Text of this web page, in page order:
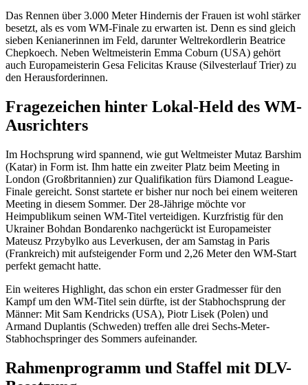
Das Rennen über 3.000 Meter Hindernis der Frauen ist wohl stärker
besetzt, als es vom WM-Finale zu erwarten ist. Denn es sind gleich
sieben Kenianerinnen im Feld, darunter Weltrekordlerin Beatrice
Chepkoech. Neben Weltmeisterin Emma Coburn (USA) gehört
auch Europameisterin Gesa Felicitas Krause (Silvesterlauf Trier) zu
den Herausforderinnen.
Fragezeichen hinter Lokal-Held des WM-
Ausrichters
Im Hochsprung wird spannend, wie gut Weltmeister Mutaz Barshim
(Katar) in Form ist. Ihm hatte ein zweiter Platz beim Meeting in
London (Großbritannien) zur Qualifikation fürs Diamond League-
Finale gereicht. Sonst startete er bisher nur noch bei einem weiteren
Meeting in diesem Sommer. Der 28-Jährige möchte vor
Heimpublikum seinen WM-Titel verteidigen. Kurzfristig für den
Ukrainer Bohdan Bondarenko nachgerückt ist Europameister
Mateusz Przybylko aus Leverkusen, der am Samstag in Paris
(Frankreich) mit aufsteigender Form und 2,26 Meter den WM-Start
perfekt gemacht hatte.
Ein weiteres Highlight, das schon ein erster Gradmesser für den
Kampf um den WM-Titel sein dürfte, ist der Stabhochsprung der
Männer: Mit Sam Kendricks (USA), Piotr Lisek (Polen) und
Armand Duplantis (Schweden) treffen alle drei Sechs-Meter-
Stabhochspringer des Sommers aufeinander.
Rahmenprogramm und Staffel mit DLV-